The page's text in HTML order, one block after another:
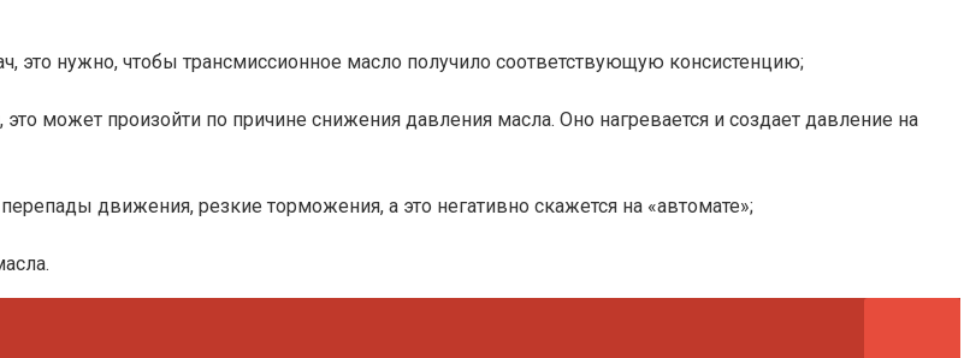
это нужно, чтобы трансмиссионное масло получило соответствующую консистенцию;
может произойти по причине снижения давления масла. Оно нагревается и создает давление на
движения, резкие торможения, а это негативно скажется на «автомате»;